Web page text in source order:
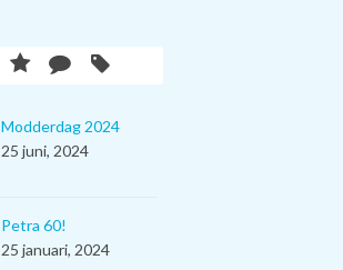
Modderdag 2024
25 juni, 2024
Petra 60!
25 januari, 2024